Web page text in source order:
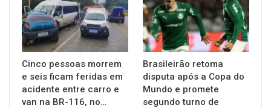
Cinco pessoas morrem
e seis ficam feridas em
acidente entre carro e
van na BR-116, no…
Brasileirão retoma
disputa após a Copa do
Mundo e promete
segundo turno de